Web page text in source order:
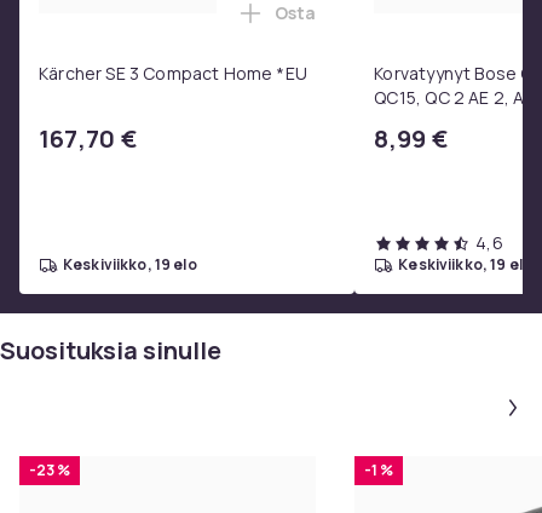
Kärcher SE 3 Compact Home *EU
167,70 €
Lisää Kärcher SE 3 Compact
Osta
keskiviikko, 19 elo
Korvatyynyt Bose
QC15, QC 2 AE 2, AE
8,99 €
4,6
keskiviikko, 19 elo
Suosituksia sinulle
-23 % -1 %